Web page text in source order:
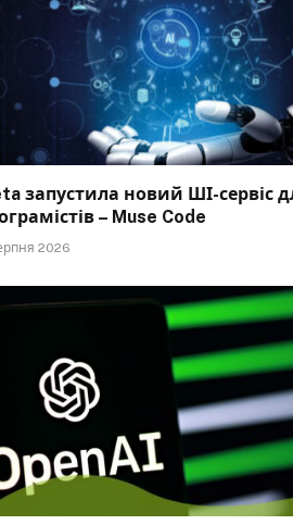
запустила новий ШІ-сервіс
– Muse Code
2026